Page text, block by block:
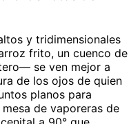
y tridimensionales
frito, un cuenco de
se ven mejor a
de los ojos de quien
planos para
de vaporeras de